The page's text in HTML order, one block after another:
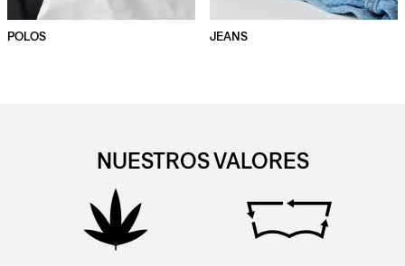
POLOS JEANS
NUESTROS VALORES